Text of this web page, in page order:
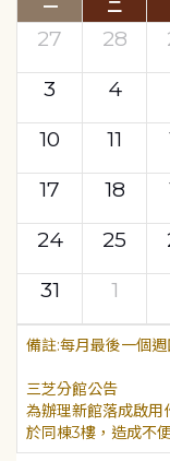
一 二
27 28
3
4
10
11
17
18
24
25
31
1
每月最後一個
三芝分館公告
為辦理新館落成啟用
於同棟3樓，造成不